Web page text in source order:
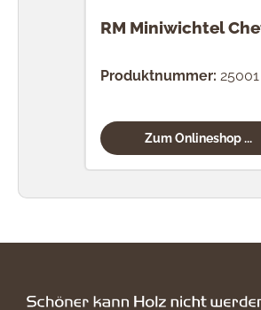
RM Miniwichtel
Produktnummer: 25001
Zum Onlineshop ...